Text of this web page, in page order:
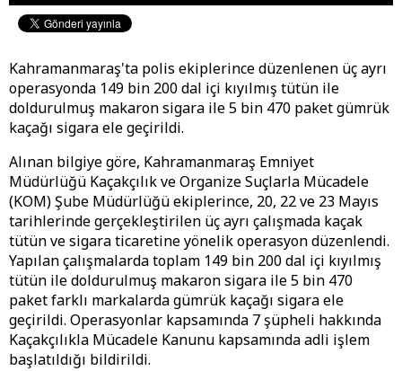
Kahramanmaraş'ta polis ekiplerince düzenlenen üç ayrı
operasyonda 149 bin 200 dal içi kıyılmış tütün ile
doldurulmuş makaron sigara ile 5 bin 470 paket gümrük
kaçağı sigara ele geçirildi.
Alınan bilgiye göre, Kahramanmaraş Emniyet
Müdürlüğü Kaçakçılık ve Organize Suçlarla Mücadele
(KOM) Şube Müdürlüğü ekiplerince, 20, 22 ve 23 Mayıs
tarihlerinde gerçekleştirilen üç ayrı çalışmada kaçak
tütün ve sigara ticaretine yönelik operasyon düzenlendi.
Yapılan çalışmalarda toplam 149 bin 200 dal içi kıyılmış
tütün ile doldurulmuş makaron sigara ile 5 bin 470
paket farklı markalarda gümrük kaçağı sigara ele
geçirildi. Operasyonlar kapsamında 7 şüpheli hakkında
Kaçakçılıkla Mücadele Kanunu kapsamında adli işlem
başlatıldığı bildirildi.